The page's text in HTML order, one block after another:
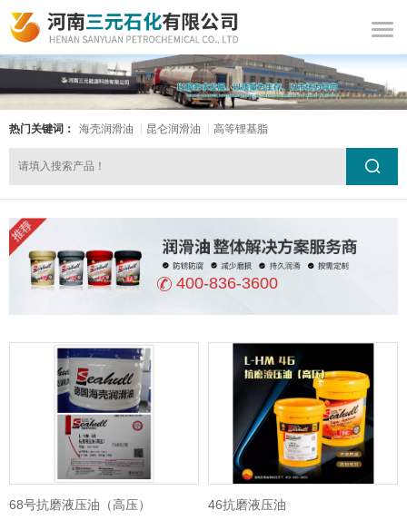
热门关键词： 海壳润滑油 昆仑润滑油 高等锂基脂
400-836-3600
68号抗磨液压油（高压） 46抗磨液压油